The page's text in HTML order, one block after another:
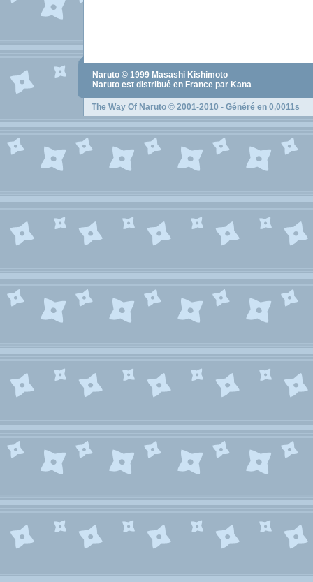
Naruto © 1999 Masashi Kishimoto
Naruto est distribué en France par Kana
The Way Of Naruto © 2001-2010 - Généré en 0,0011s